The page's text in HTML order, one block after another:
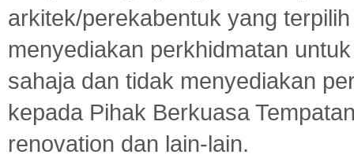
arkitek/perekabentuk yang
menyediakan perkhidmatan
sahaja dan tidak menyediakan
kepada Pihak Berkuasa
renovation dan lain-lain.